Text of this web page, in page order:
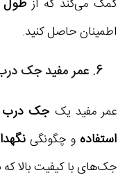
کمک می‌کند که از طول
اطمینان حاصل کنید.
6. عمر مفید جک درب
عمر مفید یکجک درب
استفادهو چگونگی
جک‌های با کیفیت بالا که